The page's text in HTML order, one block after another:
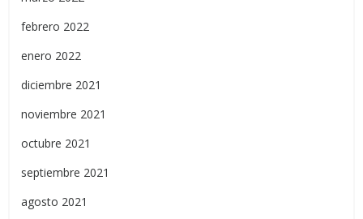
febrero 2022
enero 2022
diciembre 2021
noviembre 2021
octubre 2021
septiembre 2021
agosto 2021